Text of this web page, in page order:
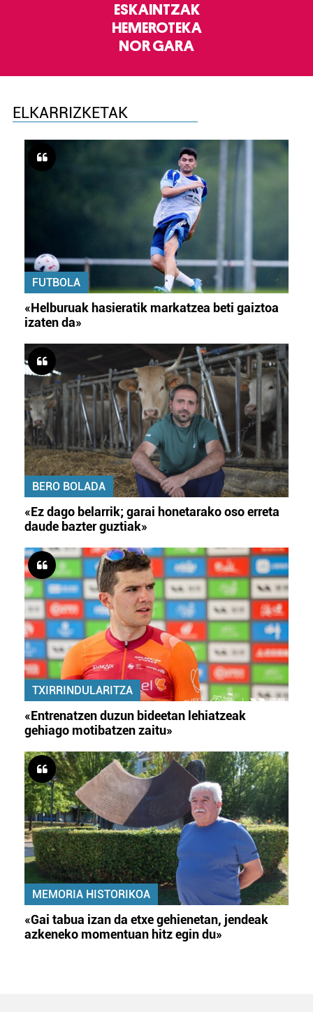
ESKAINTZAK
HEMEROTEKA
NOR GARA
ELKARRIZKETAK
FUTBOLA
«Helburuak hasieratik markatzea beti gaiztoa
izaten da»
BERO BOLADA
«Ez dago belarrik; garai honetarako oso erreta
daude bazter guztiak»
TXIRRINDULARITZA
«Entrenatzen duzun bideetan lehiatzeak
gehiago motibatzen zaitu»
MEMORIA HISTORIKOA
«Gai tabua izan da etxe gehienetan, jendeak
azkeneko momentuan hitz egin du»